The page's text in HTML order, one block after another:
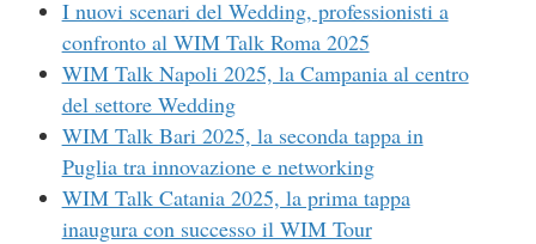
I nuovi scenari del Wedding, professionisti a
confronto al WIM Talk Roma 2025
WIM Talk Napoli 2025, la Campania al centro
del settore Wedding
WIM Talk Bari 2025, la seconda tappa in
Puglia tra innovazione e networking
WIM Talk Catania 2025, la prima tappa
inaugura con successo il WIM Tour